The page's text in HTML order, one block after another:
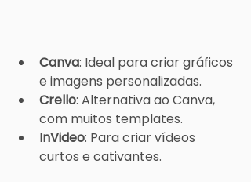
Canva: Ideal para criar gráficos
e imagens personalizadas.
Crello: Alternativa ao Canva,
com muitos templates.
InVideo: Para criar vídeos
curtos e cativantes.